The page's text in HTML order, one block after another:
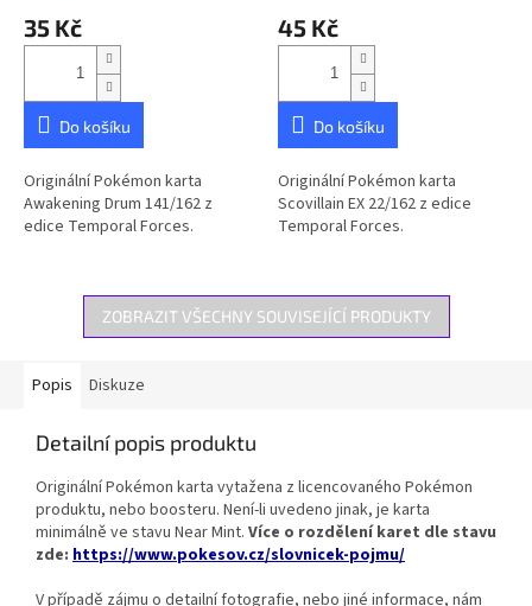
35 Kč
Do košíku
Originální Pokémon karta
Awakening Drum 141/162 z
edice Temporal Forces.
45 Kč
Do košíku
Originální Pokémon karta
Scovillain EX 22/162 z edice
Temporal Forces.
ZOBRAZIT VŠECHNY SOUVISEJÍCÍ PRODUKTY
Popis Diskuze
Detailní popis produktu
Originální Pokémon karta vytažena z licencovaného Pokémon
produktu, nebo boosteru. Není-li uvedeno jinak, je karta
minimálně ve stavu Near Mint. Více o rozdělení karet dle stavu
zde: https://www.pokesov.cz/slovnicek-pojmu/
V případě zájmu o detailní fotografie, nebo jiné informace, nám